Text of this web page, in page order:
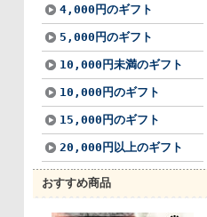
4,000円のギフト
5,000円のギフト
10,000円未満のギフト
10,000円のギフト
15,000円のギフト
20,000円以上のギフト
おすすめ商品